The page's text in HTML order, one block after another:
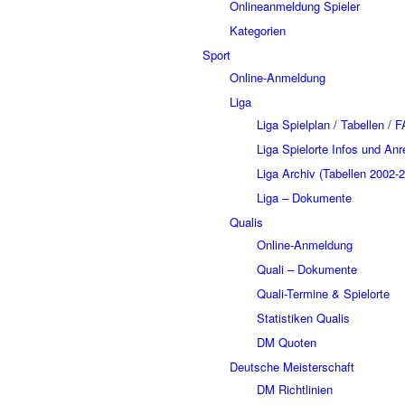
Onlineanmeldung Spieler
Kategorien
Sport
Online-Anmeldung
Liga
Liga Spielplan / Tabellen /
Liga Spielorte Infos und
Liga Archiv (Tabellen 2002-
Liga – Dokumente
Qualis
Online-Anmeldung
Quali – Dokumente
Quali-Termine & Spielorte
Statistiken Qualis
DM Quoten
Deutsche Meisterschaft
DM Richtlinien